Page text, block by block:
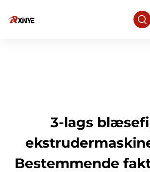
3-lags
Bestemmende